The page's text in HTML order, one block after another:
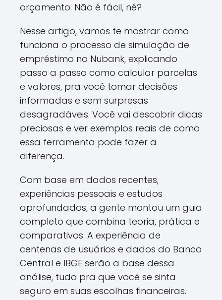
orçamento. Não é fácil, né?
Nesse artigo, vamos te mostrar como
funciona o processo de simulação de
empréstimo no Nubank, explicando
passo a passo como calcular parcelas
e valores, pra você tomar decisões
informadas e sem surpresas
desagradáveis. Você vai descobrir dicas
preciosas e ver exemplos reais de como
essa ferramenta pode fazer a
diferença.
Com base em dados recentes,
experiências pessoais e estudos
aprofundados, a gente montou um guia
completo que combina teoria, prática e
comparativos. A experiência de
centenas de usuários e dados do Banco
Central e IBGE serão a base dessa
análise, tudo pra que você se sinta
seguro em suas escolhas financeiras.